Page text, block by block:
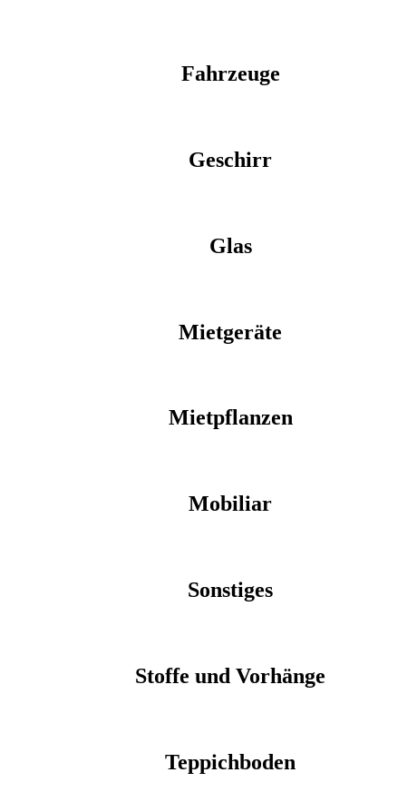
Fahrzeuge
Geschirr
Glas
Mietgeräte
Mietpflanzen
Mobiliar
Sonstiges
Stoffe und Vorhänge
Teppichboden